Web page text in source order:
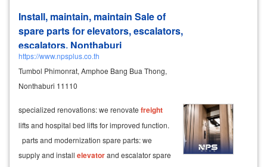
Install, maintain, maintain Sale of
spare parts for elevators, escalators,
escalators, Nonthaburi
https://www.npsplus.co.th
Tumbol Phimonrat, Amphoe Bang Bua Thong,
Nonthaburi 11110
specialized renovations: we renovate freight
lifts and hospital bed lifts for improved function.
parts and modernization spare parts: we
supply and install elevatorand escalator spare